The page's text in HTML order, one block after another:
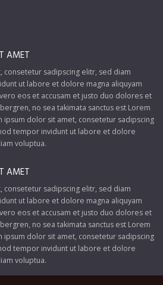
AMET
consetetur sadipscing elitr, sed diam
ut labore et dolore magna aliquyam
eos et accusam et justo duo dolores et
no sea takimata sanctus est Lorem
ipsum dolor sit amet, consetetur sadipscing
tempor invidunt ut labore et dolore
voluptua.
AMET
consetetur sadipscing elitr, sed diam
ut labore et dolore magna aliquyam
eos et accusam et justo duo dolores et
no sea takimata sanctus est Lorem
ipsum dolor sit amet, consetetur sadipscing
tempor invidunt ut labore et dolore
voluptua.